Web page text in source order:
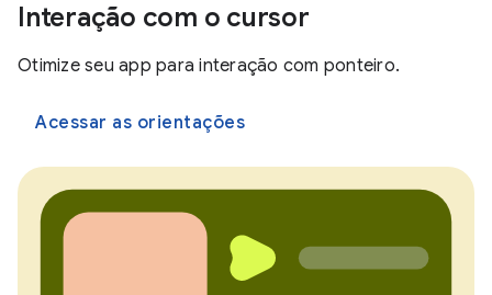
Interação com o cursor
Otimize seu app para interação com ponteiro.
Acessar as orientações